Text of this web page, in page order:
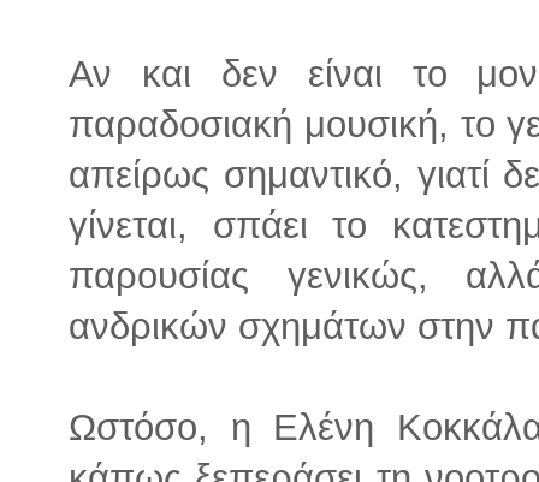
Αν και δεν είναι το
παραδοσιακή μουσική, το
απείρως σημαντικό, γιατί
γίνεται, σπάει το
παρουσίας γενικώς,
ανδρικών σχημάτων στην
Ωστόσο, η Ελένη